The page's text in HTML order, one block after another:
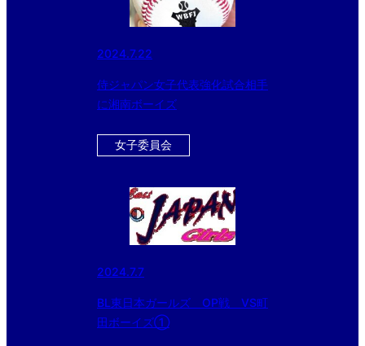
2024.7.22
侍ジャパン女子代表強化試合相手
に湘南ボーイズ
女子委員会
2024.7.7
BL東日本ガールズ OP戦 VS町
田ボーイズ①